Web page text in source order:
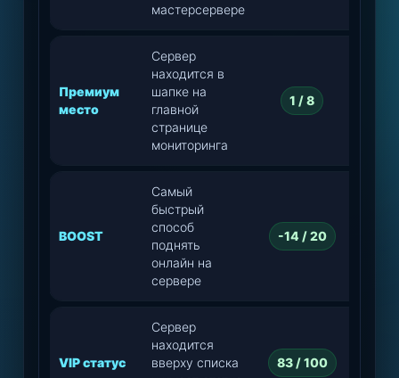
мастерсервере
Премиум
место
Сервер
находится в
шапке на
главной
странице
мониторинга
1 / 8
BOOST
Самый
быстрый
способ
поднять
онлайн на
сервере
-14 / 20
VIP статус
Сервер
находится
вверху списка
83 / 100